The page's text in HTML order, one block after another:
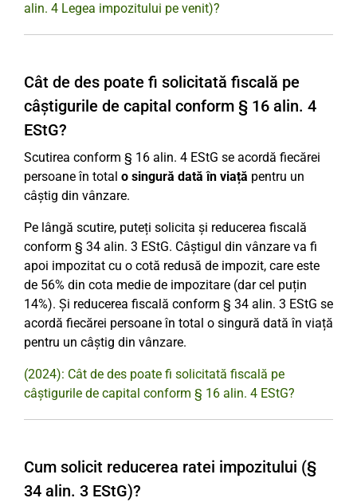
alin. 4 Legea impozitului pe venit)?
Cât de des poate fi solicitată fiscală pe
câștigurile de capital conform § 16 alin. 4
EStG?
Scutirea conform § 16 alin. 4 EStG se acordă fiecărei
persoane în total o singură dată în viață pentru un
câștig din vânzare.
Pe lângă scutire, puteți solicita și reducerea fiscală
conform § 34 alin. 3 EStG. Câștigul din vânzare va fi
apoi impozitat cu o cotă redusă de impozit, care este
de 56% din cota medie de impozitare (dar cel puțin
14%). Și reducerea fiscală conform § 34 alin. 3 EStG se
acordă fiecărei persoane în total o singură dată în viață
pentru un câștig din vânzare.
(2024): Cât de des poate fi solicitată fiscală pe
câștigurile de capital conform § 16 alin. 4 EStG?
Cum solicit reducerea ratei impozitului (§
34 alin. 3 EStG)?